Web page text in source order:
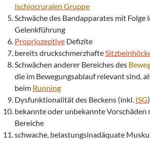
Ischiocruralen Gruppe
Schwäche des Bandapparates mit Folge
Gelenkführung
Propriozeptive Defizite
bereits druckschmerzhafte
Schwächen anderer Bereiches des
die im Bewegungsablauf relevant sind,
beim Running
Dysfunktionalität des Beckens (inkl. ISG)
bekannte oder unbekannte Vorschäden
Bereiche
schwache, belastungsinadäquate